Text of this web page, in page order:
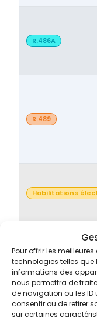
Pour offrir les
technologies telles
informations des
nous permettra de
de navigation ou les ID
consentir ou de retirer
sur certaines
R.486A
R.489
Habilitations
Habilitations